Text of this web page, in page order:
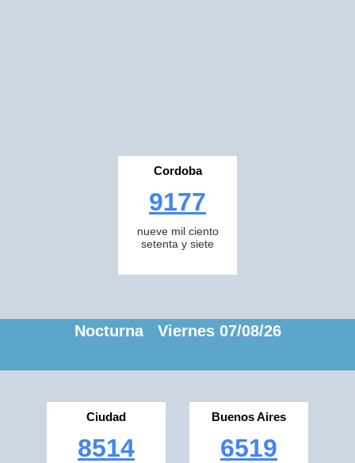
Cordoba
9177
nueve mil ciento
setenta y siete
Nocturna Viernes 07/08/26
Ciudad
8514
Buenos Aires
6519